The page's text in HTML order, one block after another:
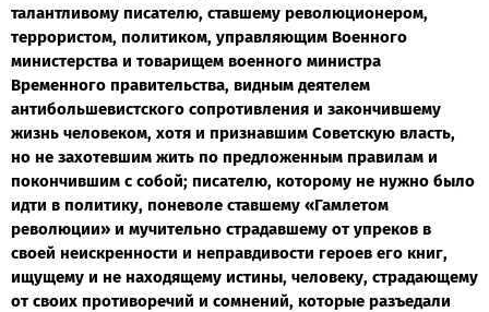
талантливому писателю, ставшему революционером,
террористом, политиком, управляющим Военного
министерства и товарищем военного министра
Временного правительства, видным деятелем
антибольшевистского сопротивления и закончившему
жизнь человеком, хотя и признавшим Советскую власть,
но не захотевшим жить по предложенным правилам и
покончившим с собой; писателю, которому не нужно было
идти в политику, поневоле ставшему «Гамлетом
революции» и мучительно страдавшему от упреков в
своей неискренности и неправдивости героев его книг,
ищущему и не находящему истины, человеку, страдающему
от своих противоречий и сомнений, которые разъедали